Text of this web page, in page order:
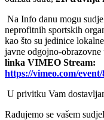
Na Info danu mogu
neprofitnih sportskih
kao što su jedinice
javne odgojno-obrazovne
linka VIMEO Stream:
https://vimeo.com/
U privitku Vam
Radujemo se vašem